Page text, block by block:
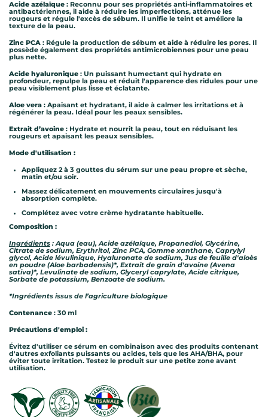
Acide azélaïque : Reconnu pour ses propriétés anti-inflammatoires et
antibactériennes, il aide à réduire les imperfections, atténue les
rougeurs et régule l'excès de sébum. Il unifie le teint et améliore la
texture de la peau.
Zinc PCA : Régule la production de sébum et aide à réduire les pores. Il
possède également des propriétés antimicrobiennes pour une peau
plus nette.
Acide hyaluronique : Un puissant humectant qui hydrate en
profondeur, repulpe la peau et réduit l'apparence des ridules pour une
peau visiblement plus lisse et éclatante.
Aloe vera : Apaisant et hydratant, il aide à calmer les irritations et à
régénérer la peau. Idéal pour les peaux sensibles.
Extrait d’avoine : Hydrate et nourrit la peau, tout en réduisant les
rougeurs et apaisant les peaux sensibles.
Mode d'utilisation :
Appliquez 2 à 3 gouttes du sérum sur une peau propre et sèche,
matin et/ou soir.
Massez délicatement en mouvements circulaires jusqu'à
absorption complète.
Complétez avec votre crème hydratante habituelle.
Composition :
Ingrédients : Aqua (eau), Acide azélaïque, Propanediol, Glycérine,
Citrate de sodium, Erythritol, Zinc PCA, Gomme xanthane, Caprylyl
glycol, Acide lévulinique, Hyaluronate de sodium, Jus de feuille d'aloès
en poudre (Aloe barbadensis)*, Extrait de grain d'avoine (Avena
sativa)*, Levulinate de sodium, Glyceryl caprylate, Acide citrique,
Sorbate de potassium, Benzoate de sodium.
*Ingrédients issus de l’agriculture biologique
Contenance : 30 ml
Précautions d'emploi :
Évitez d'utiliser ce sérum en combinaison avec des produits contenant
d'autres exfoliants puissants ou acides, tels que les AHA/BHA, pour
éviter toute irritation. Testez le produit sur une petite zone avant
utilisation.